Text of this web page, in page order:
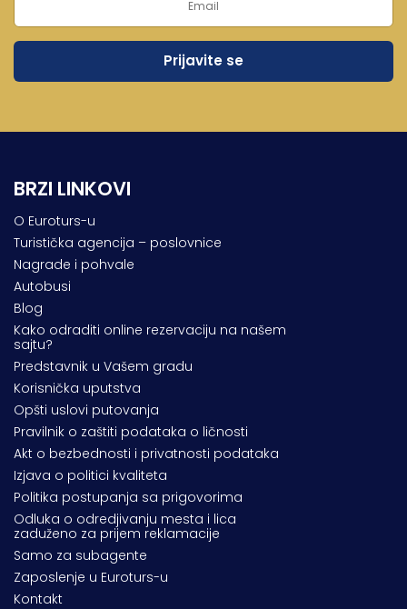
BRZI LINKOVI
O Euroturs-u
Turistička agencija – poslovnice
Nagrade i pohvale
Autobusi
Blog
Kako odraditi online rezervaciju na našem
sajtu?
Predstavnik u Vašem gradu
Korisnička uputstva
Opšti uslovi putovanja
Pravilnik o zaštiti podataka o ličnosti
Akt o bezbednosti i privatnosti podataka
Izjava o politici kvaliteta
Politika postupanja sa prigovorima
Odluka o odredjivanju mesta i lica
zaduženo za prijem reklamacije
Samo za subagente
Zaposlenje u Euroturs-u
Kontakt
Lukovska Banja
Vrdnik